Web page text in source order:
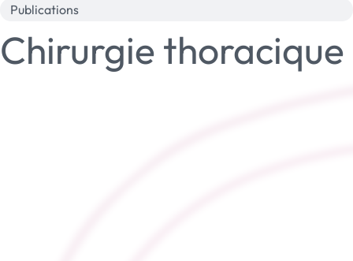
Publications
Chirurgie thoracique